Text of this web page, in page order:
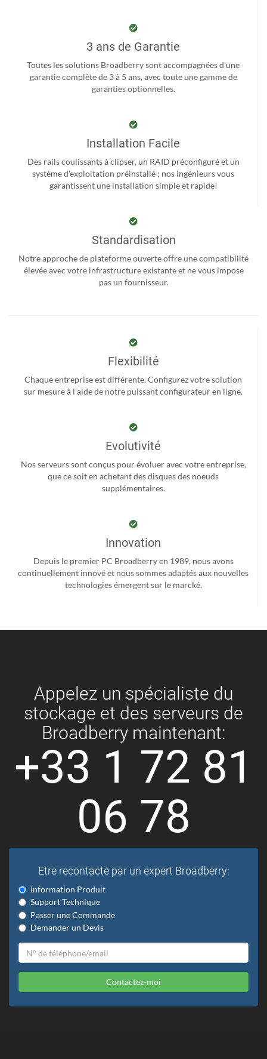
3 ans de Garantie
Toutes les solutions Broadberry sont accompagnées d'une
garantie complète de 3 à 5 ans, avec toute une gamme de
garanties optionnelles.
Installation Facile
Des rails coulissants à clipser, un RAID préconfiguré et un
système d'exploitation préinstallé ; nos ingénieurs vous
garantissent une installation simple et rapide!
Standardisation
Notre approche de plateforme ouverte offre une compatibilité
élevée avec votre infrastructure existante et ne vous impose
pas un fournisseur.
Flexibilité
Chaque entreprise est différente. Configurez votre solution
sur mesure à l'aide de notre puissant configurateur en ligne.
Evolutivité
Nos serveurs sont conçus pour évoluer avec votre entreprise,
que ce soit en achetant des disques des noeuds
supplémentaires.
Innovation
Depuis le premier PC Broadberry en 1989, nous avons
continuellement innové et nous sommes adaptés aux nouvelles
technologies émergent sur le marcké.
Appelez un spécialiste du
stockage et des serveurs de
Broadberry maintenant:
+33 1 72 81
06 78
Etre recontacté par un expert Broadberry:
Information Produit
Support Technique
Passer une Commande
Demander un Devis
Contactez-moi